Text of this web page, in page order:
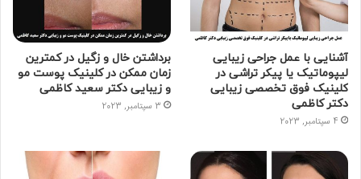
ک
ر
س
ا
گ
ر
م
آشنایی با عمل جراحی زیبایی
لیپوماتیک یا پیکر تراشی در
کلینیک فوق تخصصی زیبایی
دکتر کاظمی
4 سپتامبر, 2023
برداشتن خال و زگیل در کمترین
زمان ممکن در کلینیک پوست مو
و زیبایی دکتر سعید کاظمی
3 سپتامبر, 2023